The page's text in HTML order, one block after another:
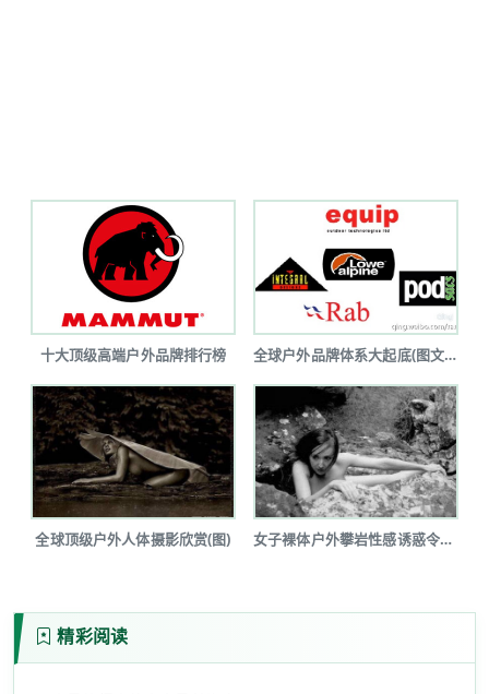
十大顶级高端户外品牌排行榜 全球户外品牌体系大起底(图文详解)
全球顶级户外人体摄影欣赏(图) 女子裸体户外攀岩性感诱惑令人瞠目(图...
精彩阅读